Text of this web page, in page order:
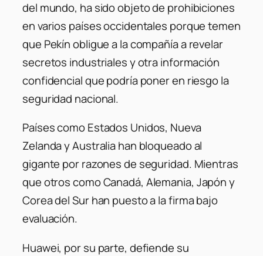
del mundo, ha sido objeto de prohibiciones
en varios países occidentales porque temen
que Pekín obligue a la compañía a revelar
secretos industriales y otra información
confidencial que podría poner en riesgo la
seguridad nacional.
Países como Estados Unidos, Nueva
Zelanda y Australia han bloqueado al
gigante por razones de seguridad. Mientras
que otros como Canadá, Alemania, Japón y
Corea del Sur han puesto a la firma bajo
evaluación.
Huawei, por su parte, defiende su